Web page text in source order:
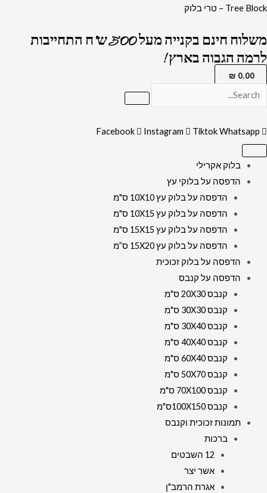
דילוג
Tree Block – טרי בלוק
משלוח חינם בקנייה מעל 500 ש"ח התחייבות
לרמה הגבוה בארץ !
0.00
₪
Facebook Instagram TiktokWhatsapp
בלוק אקרילי
הדפסה על בלוקי עץ
הדפסה על בלוק עץ 10X10 ס"מ
הדפסה על בלוק עץ 10X15 ס"מ
הדפסה על בלוק עץ 15X15 ס"מ
הדפסה על בלוק עץ 15X20 ס”מ
הדפסה על בלוק זכוכית
הדפסה על קנבס
קנבס 20X30 ס"מ
קנבס 30X30 ס"מ
קנבס 30X40 ס"מ
קנבס 40X40 ס"מ
קנבס 60X40 ס"מ
קנבס 50X70 ס"מ
קנבס 70X100 ס"מ
קנבס 100X150ס"מ
תמונות זכוכית וקנבס
ברכות
12 השבטים
אשר יצר
אגרת הרמב"ן
כמות
1586-
תמונה
של
מחייך
ברכת
הבית
ושחור